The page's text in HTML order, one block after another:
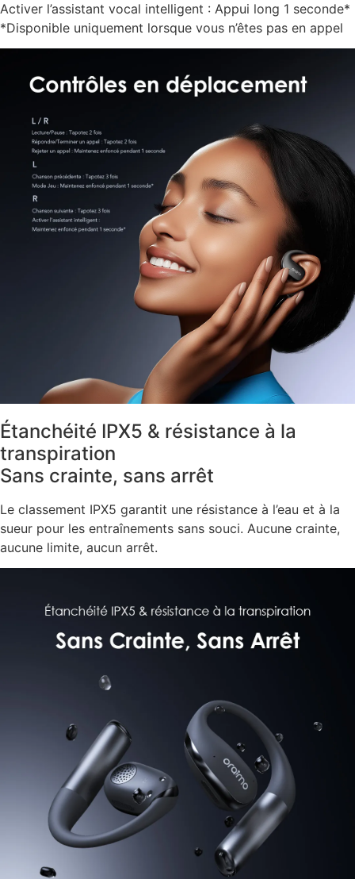
Activer l’assistant vocal intelligent : Appui long 1 seconde*
*Disponible uniquement lorsque vous n’êtes pas en appel
Étanchéité IPX5 & résistance à la
transpiration
Sans crainte, sans arrêt
Le classement IPX5 garantit une résistance à l’eau et à la
sueur pour les entraînements sans souci. Aucune crainte,
aucune limite, aucun arrêt.